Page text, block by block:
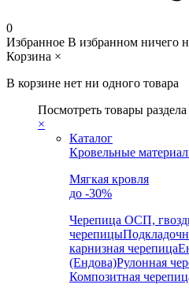
0
Избранное В избранном ничего
Корзина ×
В корзине нет ни одного товара
Посмотреть товары раздела
×
Каталог
Кровельные
Мягкая кровля
до -30%
Черепица ОСП,
черепицы
карнизная черепица
(Ендова)Рулонная
Композитная